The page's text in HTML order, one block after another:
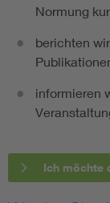
Normung
berichten
informieren
Ich möchte